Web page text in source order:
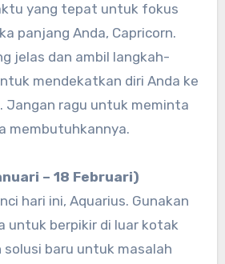
yang tepat untuk fokus
panjang Anda, Capricorn.
jelas dan ambil langkah-
mendekatkan diri Anda ke
Jangan ragu untuk meminta
membutuhkannya.
– 18 Februari)
hari ini, Aquarius. Gunakan
untuk berpikir di luar kotak
baru untuk masalah